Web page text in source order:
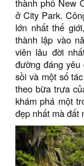
thành phố New
ở City Park.
lớn nhất thế
thành lập vào
viên lâu đời
đường đáng yêu
sồi và một số
theo bữa trưa
khám phá một
đẹp nhất mà đất